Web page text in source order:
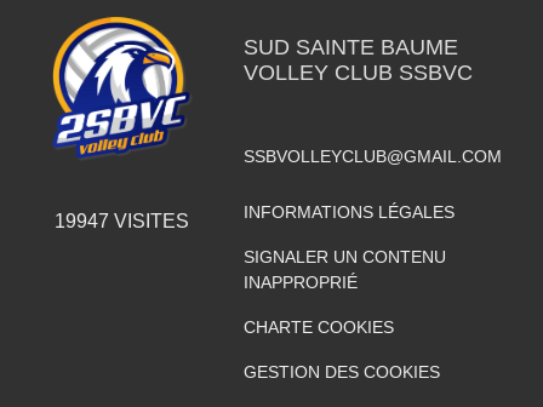
19947 VISITES
SUD SAINTE BAUME
VOLLEY CLUB SSBVC
SSBVOLLEYCLUB@GMAIL.COM
INFORMATIONS LÉGALES
SIGNALER UN CONTENU
INAPPROPRIÉ
CHARTE COOKIES
GESTION DES COOKIES